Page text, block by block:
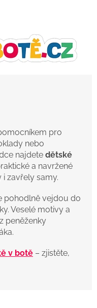
pro
nebo
najdete dětské
a navržené
zavřely samy.
pohodlně vejdou do
Veselé motivy a
peněženky
v botě – zjistěte,